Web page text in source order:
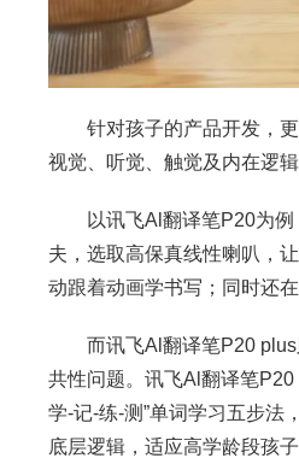
针对孩子的产品开发，更
视觉、听觉、触觉及内在逻
以讯飞Al翻译笔P20为例，
夫，选取高保真线性喇叭，
动跟着动画学书写；同时还
而讯飞Al翻译笔P20 plus
共性问题。讯飞Al翻译笔P20
学-记-练-测”单词学习五步法
底层逻辑，适应高学龄段孩